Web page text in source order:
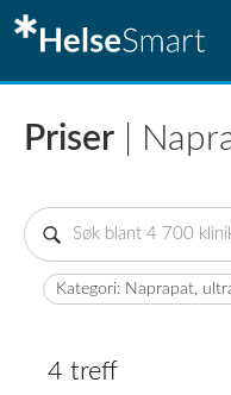
Priser |
Kategori: Naprapat,
4 treff